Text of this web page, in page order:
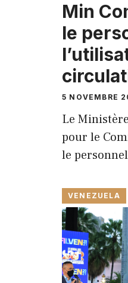
Min
le
5 NOVEMBRE
Le
pour le
le
VENEZUELA